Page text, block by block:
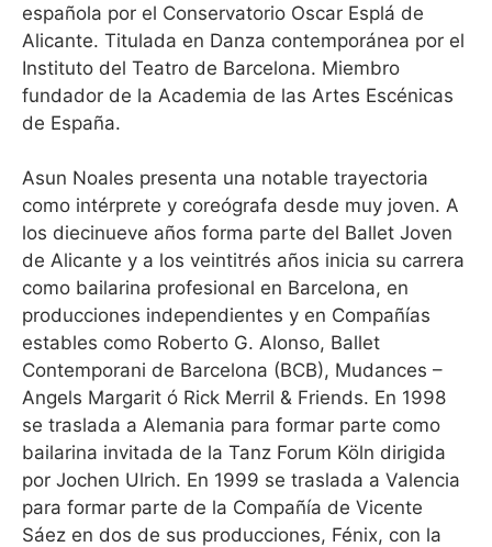
española por el Conservatorio Oscar Esplá de
Alicante. Titulada en Danza contemporánea por el
Instituto del Teatro de Barcelona. Miembro
fundador de la Academia de las Artes Escénicas
de España.
Asun Noales presenta una notable trayectoria
como intérprete y coreógrafa desde muy joven. A
los diecinueve años forma parte del Ballet Joven
de Alicante y a los veintitrés años inicia su carrera
como bailarina profesional en Barcelona, en
producciones independientes y en Compañías
estables como Roberto G. Alonso, Ballet
Contemporani de Barcelona (BCB), Mudances –
Angels Margarit ó Rick Merril & Friends. En 1998
se traslada a Alemania para formar parte como
bailarina invitada de la Tanz Forum Köln dirigida
por Jochen Ulrich. En 1999 se traslada a Valencia
para formar parte de la Compañía de Vicente
Sáez en dos de sus producciones, Fénix, con la